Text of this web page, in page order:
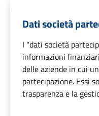
Dati società
I "dati società
informazioni
delle aziende in cui
partecipazione. Essi
trasparenza e la